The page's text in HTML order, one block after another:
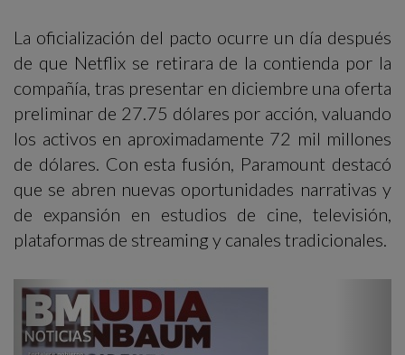
La oficialización del pacto ocurre un día después
de que Netflix se retirara de la contienda por la
compañía, tras presentar en diciembre una oferta
preliminar de 27.75 dólares por acción, valuando
los activos en aproximadamente 72 mil millones
de dólares. Con esta fusión, Paramount destacó
que se abren nuevas oportunidades narrativas y
de expansión en estudios de cine, televisión,
plataformas de streaming y canales tradicionales.
Previous